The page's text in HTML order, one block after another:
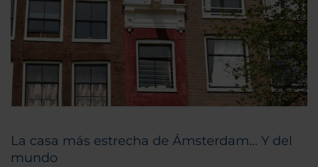
La casa más estrecha de Ámsterdam... Y del
mundo